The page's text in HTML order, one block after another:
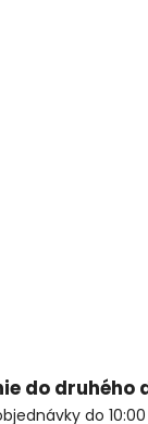
do druhého
do 10:00